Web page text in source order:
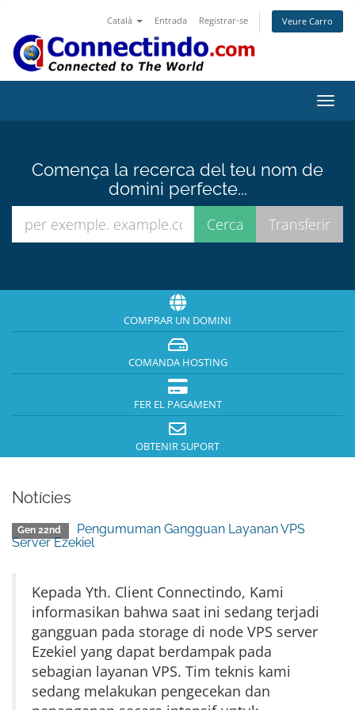
Català Entrada Registrar-se Veure Carro
la
Comença la recerca del teu nom de
domini perfecte...
COMPRAR UN DOMINI
COMANDA HOSTING
FER EL PAGAMENT
OBTENIR SUPORT
Notícies
Gen 22nd
Pengumuman Gangguan Layanan VPS
Server Ezekiel
Kepada Yth. Client Connectindo, Kami
informasikan bahwa saat ini sedang terjadi
gangguan pada storage di node VPS server
Ezekiel yang dapat berdampak pada
sebagian layanan VPS. Tim teknis kami
sedang melakukan pengecekan dan